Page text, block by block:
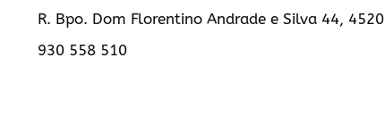
R. Bpo. Dom Florentino Andrade e Silva 44,
930 558 510